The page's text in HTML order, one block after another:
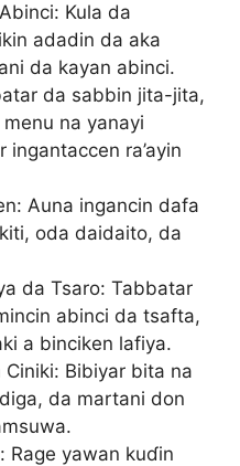
Kula da
adadin da aka
da kayan abinci.
da sabbin jita-jita,
na yanayi
ra’ayin
Auna ingancin dafa
oda daidaito, da
da Tsaro: Tabbatar
abinci da tsafta,
a binciken lafiya.
Bibiyar bita na
da martani don
Rage yawan kuɗin